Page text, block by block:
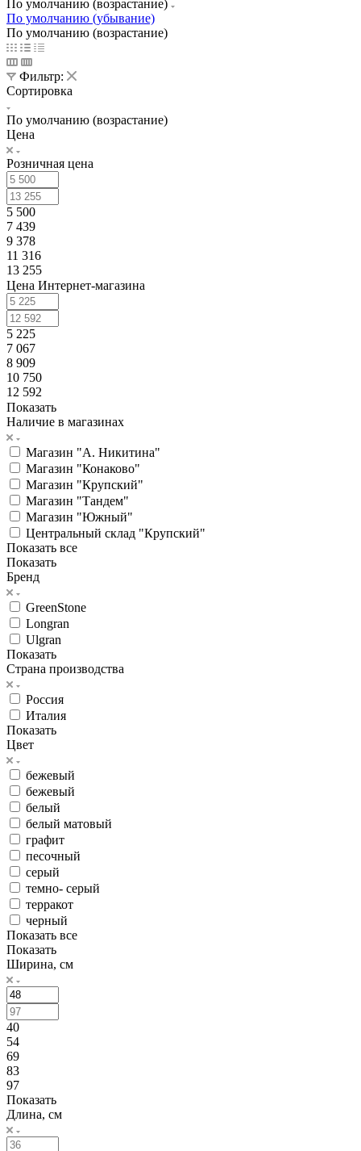
По умолчанию (возрастание)
По умолчанию (убывание)
По умолчанию (возрастание)
Фильтр:
Сортировка
По умолчанию (возрастание)
Цена
Розничная цена
5 500
7 439
9 378
11 316
13 255
Цена Интернет-магазина
5 225
7 067
8 909
10 750
12 592
Показать
Наличие в магазинах
Магазин "А. Никитина"
Магазин "Конаково"
Магазин "Крупский"
Магазин "Тандем"
Магазин "Южный"
Центральный склад "Крупский"
Показать все
Показать
Бренд
GreenStone
Longran
Ulgran
Показать
Страна производства
Россия
Италия
Показать
Цвет
бежевый
бежевый
белый
белый матовый
графит
песочный
серый
темно- серый
терракот
черный
Показать все
Показать
Ширина, см
40
54
69
83
97
Показать
Длина, см